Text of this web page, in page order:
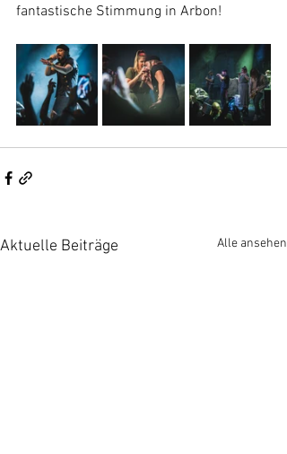
fantastische Stimmung in Arbon!
Aktuelle Beiträge Alle ansehen